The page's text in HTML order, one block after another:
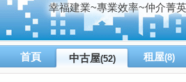
幸福建業~專業效率~仲介菁
首頁 中古屋(52) 租屋(8)